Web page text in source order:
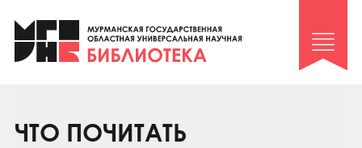
Клуб «Гиря и сельдерей»
Клуб «Семейный архив»
Коллегам
ЧТО ПОЧИТАТЬ